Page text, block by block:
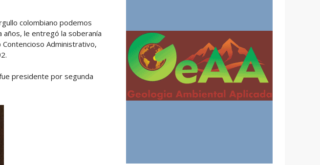
colombiano podemos
años, le entregó la soberanía
Contencioso Administrativo,
presidente por segunda